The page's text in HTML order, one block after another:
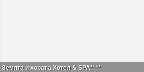
Земята и хората Хотел & SPA****